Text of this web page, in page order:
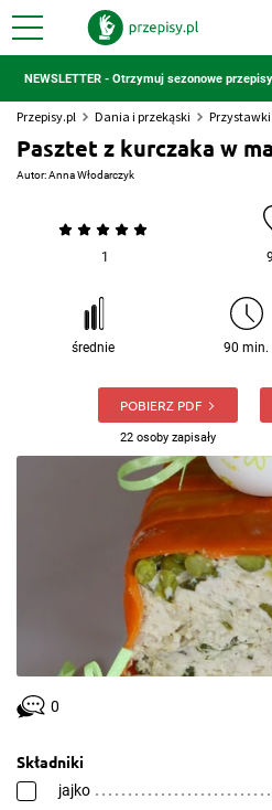
NEWSLETTER - Otrzymuj sezonowe
Przepisy.pl Dania i przekąski Przystawki
Pasztet z kurczaka w
Autor:Anna Włodarczyk
1
średnie 90 min.
POBIERZ PDF
22 osoby zapisały
0
Składniki
jajko